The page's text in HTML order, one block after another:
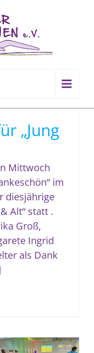
„Jung
Mittwoch
im
diesjährige
Alt“ statt .
Groß,
Ingrid
als Dank